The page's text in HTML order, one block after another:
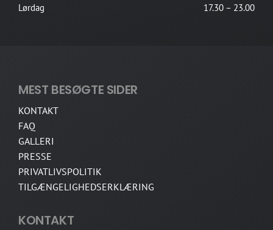
Lørdag
17.30 – 23.00
MEST BESØGTE SIDER
KONTAKT
FAQ
GALLERI
PRESSE
PRIVATLIVSPOLITIK
TILGÆNGELIGHEDSERKLÆRING
KONTAKT